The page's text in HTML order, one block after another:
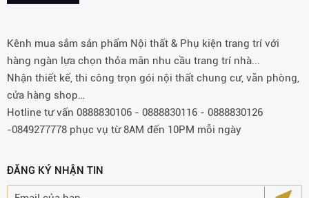
Kênh mua sắm sản phẩm Nội thất & Phụ kiện trang trí với
hàng ngàn lựa chọn thỏa mãn nhu cầu trang trí nhà...
Nhận thiết kế, thi công trọn gói nội thất chung cư, văn phòng,
cửa hàng shop…
Hotline tư vấn 0888830106 - 0888830116 - 0888830126
-0849277778 phục vụ từ 8AM đến 10PM mỗi ngày
ĐĂNG KÝ NHẬN TIN